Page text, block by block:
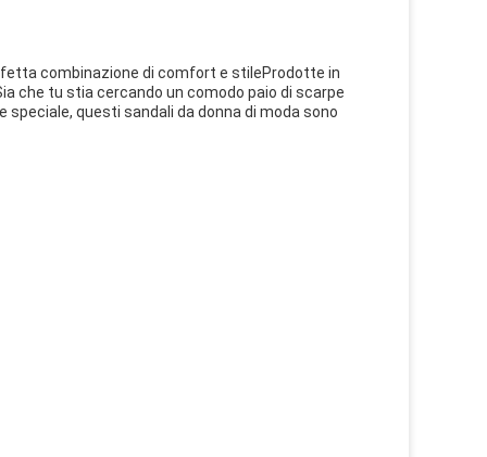
combinazione di comfort e stileProdotte in
che tu stia cercando un comodo paio di scarpe
speciale, questi sandali da donna di moda sono